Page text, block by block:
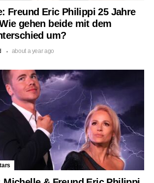
Freund Eric Philippi 25 Jahre
gehen beide mit dem
um?
about a year ago